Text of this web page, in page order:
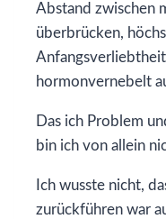
Abstand zwischen
überbrücken,
hormonvernebelt
Das ich Problem
bin ich von allein
Ich wusste nicht,
zurückführen war